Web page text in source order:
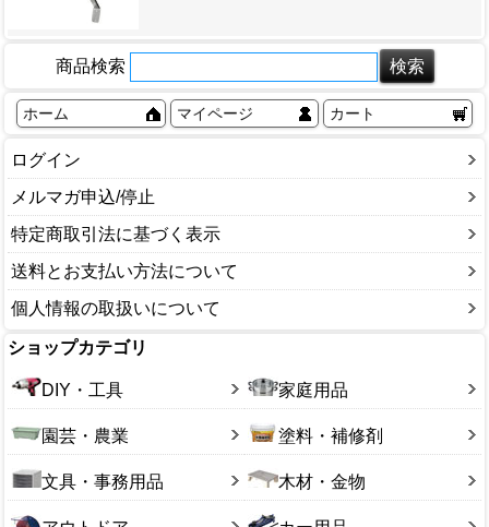
商品検索
ホーム マイページ カート
ログイン
メルマガ申込/停止
特定商取引法に基づく表示
送料とお支払い方法について
個人情報の取扱いについて
ショップカテゴリ
DIY・工具 家庭用品
園芸・農業 塗料・補修剤
文具・事務用品 木材・金物